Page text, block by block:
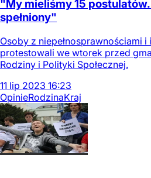
"My mieliśmy 15 postulatów.
spełniony"
Osoby z niepełnosprawnościami
protestowali we wtorek przed
Rodziny i Polityki Społecznej.
11 lip 2023 16:23
OpinieRodzinaKraj